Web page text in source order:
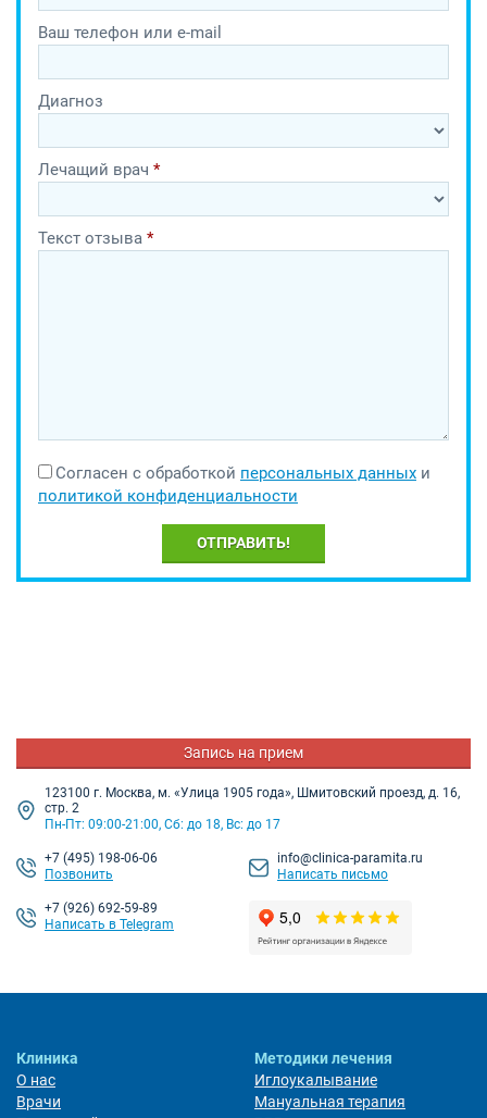
Ваш телефон или e-mail
Диагноз
Лечащий врач *
Текст отзыва *
Согласен с обработкой персональных данных и
политикой конфиденциальности
ОТПРАВИТЬ!
Запись на прием
123100 г. Москва, м. «Улица 1905 года», Шмитовский проезд, д. 16,
стр. 2
Пн-Пт: 09:00-21:00, Сб: до 18, Вс: до 17
+7 (495) 198-06-06
Позвонить
info@clinica-paramita.ru
Написать письмо
+7 (926) 692-59-89
Написать в Telegram
Клиника
О нас
Врачи
Методики лечения
Иглоукалывание
Мануальная терапия